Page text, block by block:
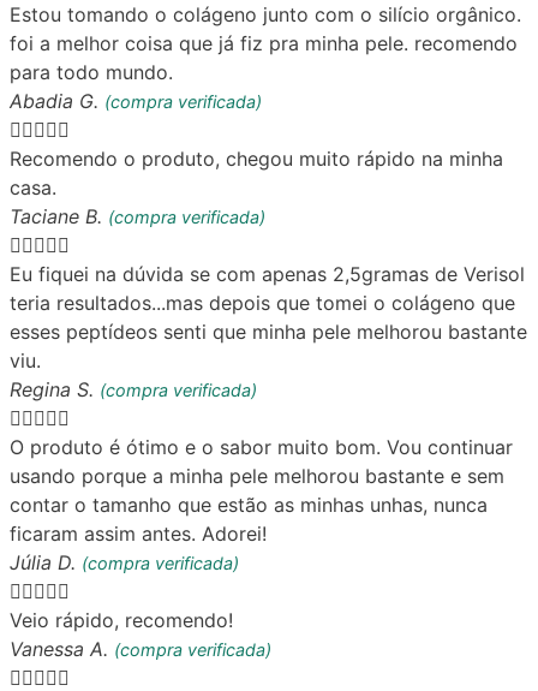
Estou tomando o colágeno junto com o silício orgânico.
foi a melhor coisa que já fiz pra minha pele. recomendo
para todo mundo.
Abadia G. (compra verificada)

Recomendo o produto, chegou muito rápido na minha
casa.
Taciane B. (compra verificada)

Eu fiquei na dúvida se com apenas 2,5gramas de Verisol
teria resultados...mas depois que tomei o colágeno que
esses peptídeos senti que minha pele melhorou bastante
viu.
Regina S. (compra verificada)

O produto é ótimo e o sabor muito bom. Vou continuar
usando porque a minha pele melhorou bastante e sem
contar o tamanho que estão as minhas unhas, nunca
ficaram assim antes. Adorei!
Júlia D. (compra verificada)

Veio rápido, recomendo!
Vanessa A. (compra verificada)
